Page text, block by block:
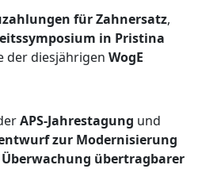
für Zahnersatz,
in Pristina
der diesjährigen WogE
APS-Jahrestagung und
zur Modernisierung
übertragbarer